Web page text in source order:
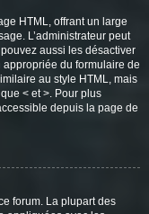
HTML, offrant un large
L’administrateur peut
aussi les désactiver
appropriée du formulaire de
au style HTML, mais
< et >. Pour plus
depuis la page de
forum. La plupart des